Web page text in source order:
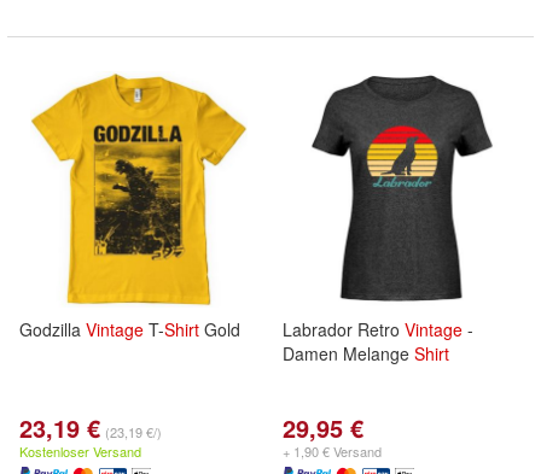
Godzilla Vintage T-Shirt Gold
23,19 € (23,19 €/)
Kostenloser Versand
Labrador Retro Vintage -
Damen Melange Shirt
29,95 €
+ 1,90 € Versand